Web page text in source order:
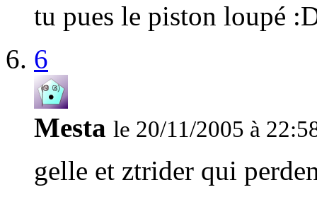
tu pues le piston loupé
6
Mesta le 20/11/2005 à
gelle et ztrider qui